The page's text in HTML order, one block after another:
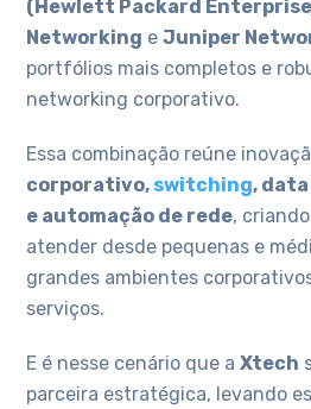
(Hewlett Packard
Networking eJuniper
portfólios mais completos e
networking corporativo.
Essa combinação reúne
corporativo, switching,
e automação de rede,
atender desde pequenas e
grandes ambientes
serviços.
E é nesse cenário que aXtech
parceira estratégica, levando